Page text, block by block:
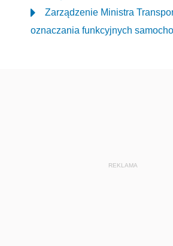
Zarządzenie Ministra
oznaczania funkcyjnych